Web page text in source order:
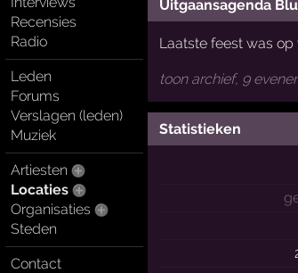
Recensies
Radio
Leden
Forums
Verslagen (leden)
Muziek
Artiesten
Locaties
Organisaties
Steden
Contact
Uitgaansagenda
Laatste feest was op
toon archief, 9
Statistieken